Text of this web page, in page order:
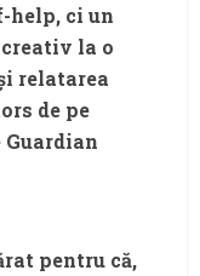
help, ci un
la o
relatarea
de pe
Guardian
pentru că,